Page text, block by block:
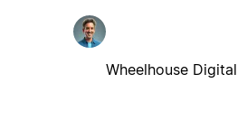
Wheelhouse Digital